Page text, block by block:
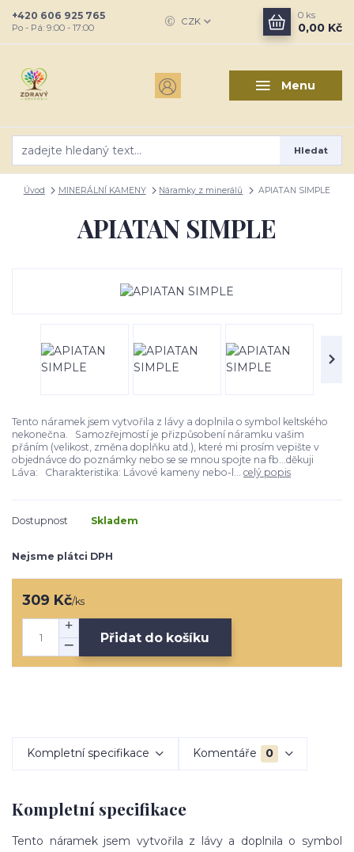
Menu
CZK
Hledat
+420 606 925 765
Po - Pá: 9:00 - 17:00
0 ks
0,00 Kč
Úvod MINERÁLNÍ KAMENY Náramky z minerálů APIATAN SIMPLE
APIATAN SIMPLE
Tento náramek jsem vytvořila z lávy a doplnila o symbol keltského
nekonečna. Samozřejmostí je přizpůsobení náramku vašim
přáním (velikost, změna doplňku atd.), které mi prosím vepište v
objednávce do poznámky nebo se se mnou spojte na fb...děkuji
Láva: Charakteristika: Lávové kameny nebo-l... celý popis
Dostupnost Skladem
Nejsme plátci DPH
309 Kč/ks
Přidat do košíku
Kompletní specifikace Komentáře 0
Kompletní specifikace
Tento náramek jsem vytvořila z lávy a doplnila o symbol